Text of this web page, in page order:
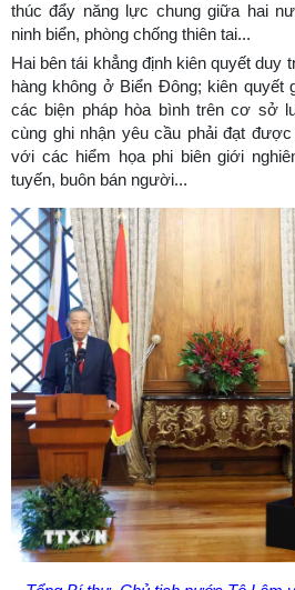
thúc đẩy năng lực chung giữa hai
ninh biển, phòng chống thiên tai...
Hai bên tái khẳng định kiên quyết duy
hàng không ở Biển Đông; kiên quyết
các biện pháp hòa bình trên cơ sở
cùng ghi nhận yêu cầu phải đạt
với các hiểm họa phi biên giới
tuyến, buôn bán người...